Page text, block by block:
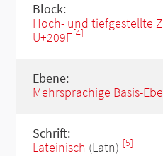
Block:
Hoch- und tiefgestellte
U+209F[4]
Ebene:
Mehrsprachige Basis-
Schrift:
Lateinisch (Latn) [5]